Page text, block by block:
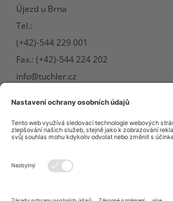
Újezd u Brna
Tel.:
(+42)-544 229 001
Fax.: (+42)-544 224 202
info@tuchler.cz
Osobní poradenství poskytneme rádi
Po-Čt: 8:00 - 12:00, + 1:00 - 17:00 - 17:00